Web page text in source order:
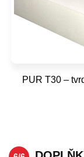
PUR T30 –